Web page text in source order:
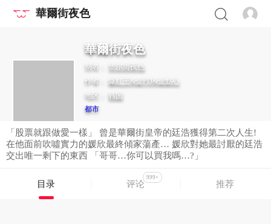
華爾街夜色
華爾街夜色
别名： 华尔街夜色
作者： 爆紅王&金PD&金點心
地区： 韩国
都市
「股票就跟做愛一樣」 曾是華爾街皇帝的廷浩獲得第二次人生!
在他面前吹噓實力的媛欣最終傾家蕩產… 媛欣對她最討厭的廷浩
交出唯一剩下的東西 「哥哥…你可以買我嗎…?」
目录 评论
999+
推荐